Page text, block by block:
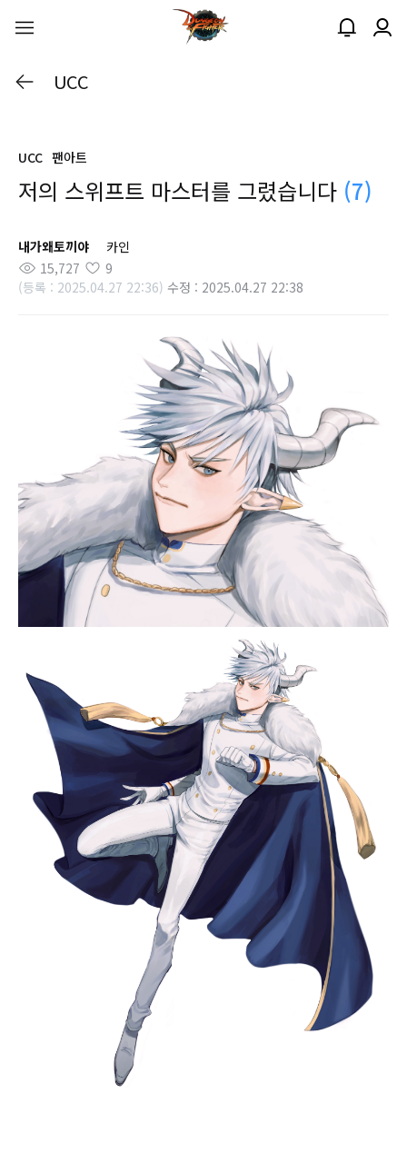
UCC
UCC 팬아트
저의 스위프트 마스터를 그렸습니다 (7)
내가왜토끼야
카인
15,727
9
(등록 : 2025.04.27 22:36) 수정 : 2025.04.27 22:38